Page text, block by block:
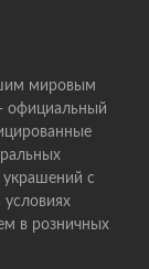
мировым
официальный
с
в розничных